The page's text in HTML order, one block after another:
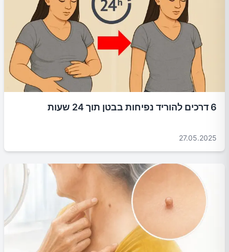
6 דרכים להוריד נפיחות בבטן תוך 24 שעות
27.05.2025